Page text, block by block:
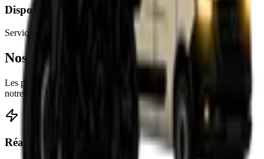
Disponibilité Express
Service opérationnel 24/7 pour répondre à vos urgences coursier.
Nos Valeurs de Transporteur
Les principes qui guident nos coursiers au quotidien et façonnent
notre culture d'entreprise à Paris.
Réactivité Express